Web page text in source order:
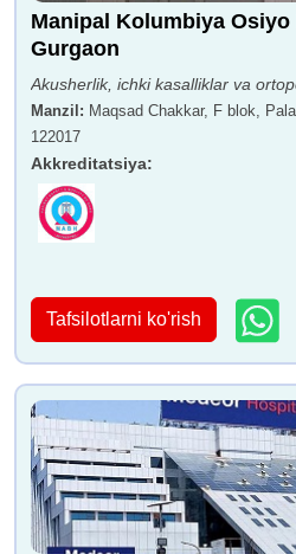
Doktor Sumit Singx
Dr. Manish Mahajan
Manipal Kolumbiya
Gurgaon
Akusherlik, ichki kasalliklar va
Manzil: Maqsad Chakkar, F blok,
122017
Akkreditatsiya:
Tafsilotlarni ko'rish